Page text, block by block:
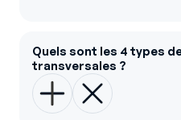
Quels sont les 4 types
transversales ?